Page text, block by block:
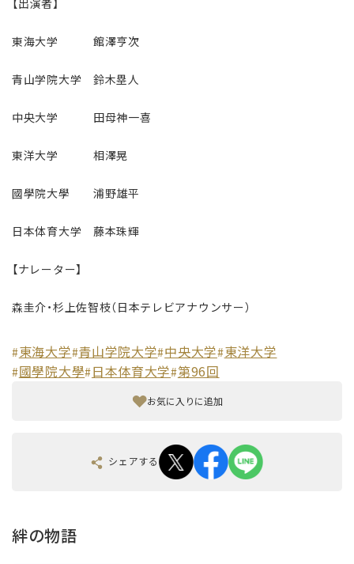
東海大学 館澤亨次
青山学院大学 鈴木塁人
中央大学 田母神一喜
東洋大学 相澤晃
國學院大學 浦野雄平
日本体育大学 藤本珠輝
【ナレーター】
森圭介・杉上佐智枝（日本テレビアナウンサー）
#東海大学#青山学院大学#中央大学#東洋大学
#國學院大學#日本体育大学#第96回
お気に入りに追加
シェアする
絆の物語